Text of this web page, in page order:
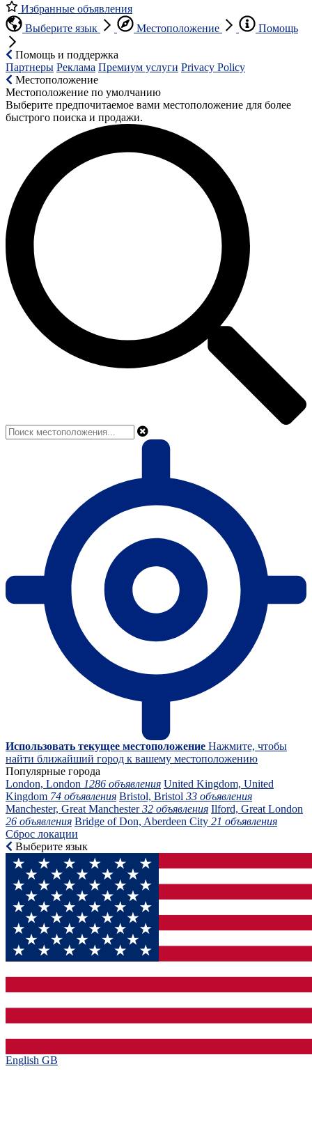
Избранные объявления
Выберите язык
Местоположение Помощь
Помощь и поддержка
Партнеры Реклама Премиум услуги Privacy Policy
Местоположение
Местоположение по умолчанию
Выберите предпочитаемое вами местоположение для более
быстрого поиска и продажи.
Использовать текущее местоположение Нажмите, чтобы
найти ближайший город к вашему местоположению
Популярные города
London, London 1286 объявления United Kingdom, United
Kingdom 74 объявления Bristol, Bristol 33 объявления
Manchester, Great Manchester32 объявления Ilford, Great London
26 объявления Bridge of Don, Aberdeen City 21 объявления
Сброс локации
Выберите язык
English GB‎